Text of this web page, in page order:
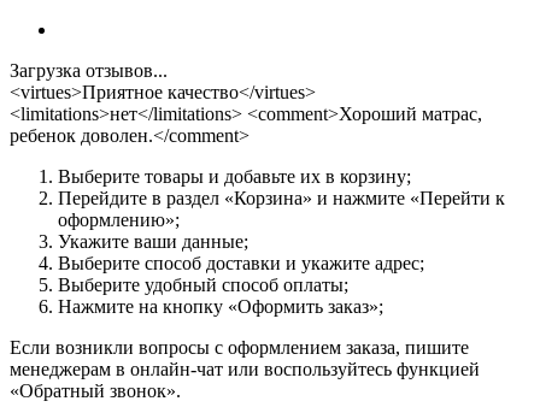
Загрузка отзывов...
<virtues>Приятное качество</virtues>
<limitations>нет</limitations> <comment>Хороший матрас,
ребенок доволен.</comment>
Выберите товары и добавьте их в корзину;
Перейдите в раздел «Корзина» и нажмите «Перейти к
оформлению»;
Укажите ваши данные;
Выберите способ доставки и укажите адрес;
Выберите удобный способ оплаты;
Нажмите на кнопку «Оформить заказ»;
Если возникли вопросы с оформлением заказа, пишите
менеджерам в онлайн-чат или воспользуйтесь функцией
«Обратный звонок».